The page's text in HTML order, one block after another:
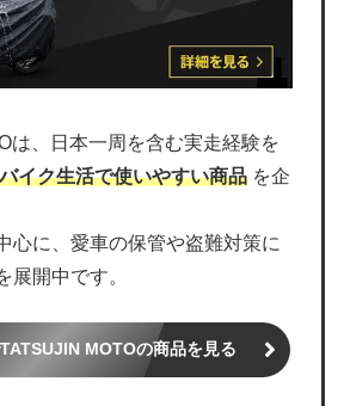
は、日本一周を含む実走経験を
イク生活で使いやすい商品 を企
心に、愛車の保管や盗難対策に
展開中です。
MOTOの商品を見る